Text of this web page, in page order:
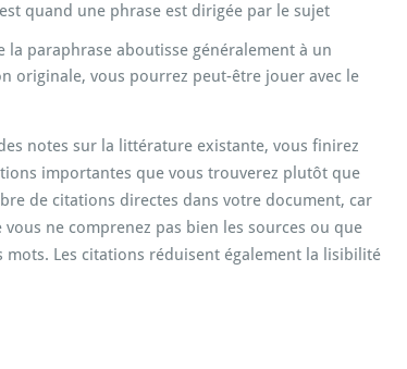
quand une phrase est dirigée par le sujet
la paraphrase aboutisse généralement à un
originale, vous pourrez peut-être jouer avec le
notes sur la littérature existante, vous finirez
importantes que vous trouverez plutôt que
de citations directes dans votre document, car
ne comprenez pas bien les sources ou que
Les citations réduisent également la lisibilité